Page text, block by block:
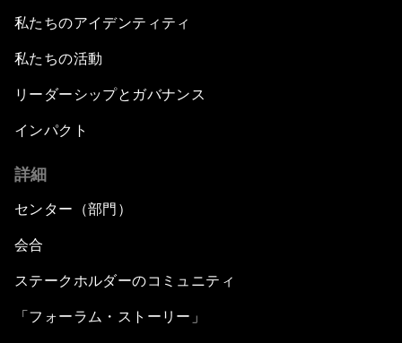
私たちのアイデンティティ
私たちの活動
リーダーシップとガバナンス
インパクト
詳細
センター（部門）
会合
ステークホルダーのコミュニティ
「フォーラム・ストーリー」